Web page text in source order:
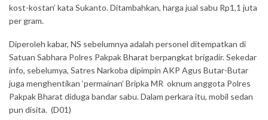
kost-kostan’ kata Sukanto. Ditambahkan, harga jual sabu Rp1,1 juta
per gram.
Diperoleh kabar, NS sebelumnya adalah personel ditempatkan di
Satuan Sabhara Polres Pakpak Bharat berpangkat brigadir. Sekedar
info, sebelumya, Satres Narkoba dipimpin AKP Agus Butar-Butar
juga menghentikan ‘permainan’ Bripka MR oknum anggota Polres
Pakpak Bharat diduga bandar sabu. Dalam perkara itu, mobil sedan
pun disita. (D01)